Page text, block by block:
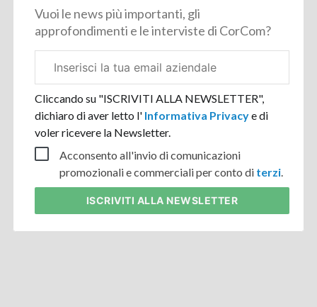
Vuoi le news più importanti, gli
approfondimenti e le interviste di CorCom?
aziendale
Cliccando su "ISCRIVITI ALLA NEWSLETTER",
dichiaro di aver letto l' Informativa Privacye di
voler ricevere la Newsletter.
Acconsento all'invio di comunicazioni
promozionali e commerciali per conto di terzi.
ISCRIVITI ALLA NEWSLETTER